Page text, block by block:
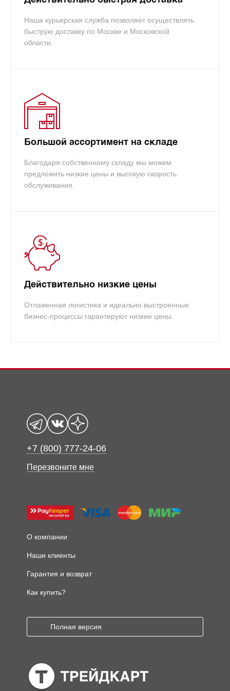
Макс. кол. страниц: 400
Бренд печатающего устройства: HP
Ean13: 2000000472607
Наша курьерская служба позволяет осуществлять
быструю доставку по Москве и Московской
области.
Большой ассортимент на складе
Благодаря собственному складу мы можем
предложить низкие цены и высокую скорость
обслуживания.
Действительно низкие цены
Отлаженная логистика и идеально выстроенные
бизнес-процессы гарантируют низкие цены.
+7 (800) 777-24-06
Перезвоните мне
О компании
Наши клиенты
Гарантия и возврат
Как купить?
Полная версия